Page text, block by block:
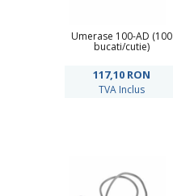
Umerase 100-AD (100
bucati/cutie)
117,10 RON
TVA Inclus